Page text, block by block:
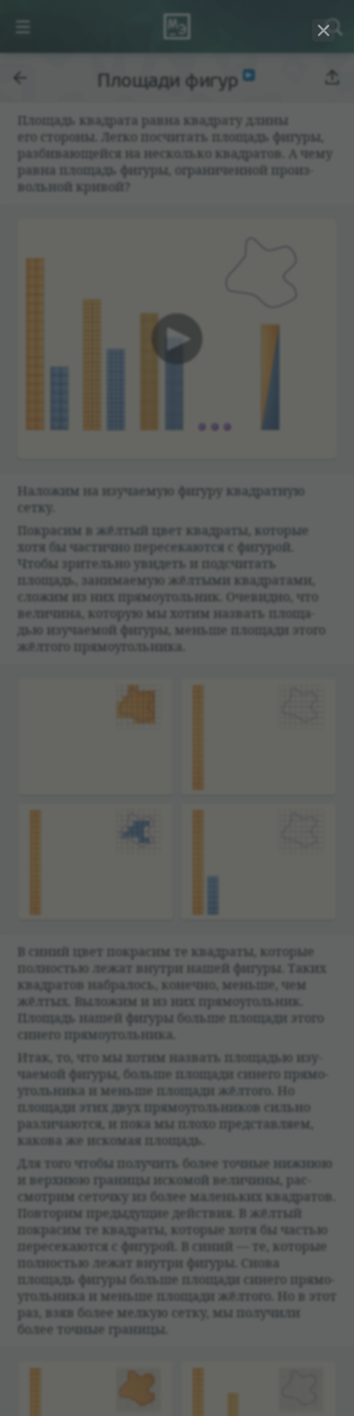
Площади фигур
Площадь квад­рата равна квад­рату длины
его сто­роны. Легко посчи­тать площадь фигуры,
раз­би­вающейся на несколько квад­ра­тов. А чему
равна площадь фигуры, огра­ни­чен­ной про­из­
воль­ной кри­вой?
Наложим на изу­ча­емую фигуру квад­рат­ную
сетку.
Покра­сим в жёл­тый цвет квад­раты, кото­рые
хотя бы частично пере­се­каются с фигу­рой.
Чтобы зри­тельно уви­деть и под­счи­тать
площадь, занима­емую жёл­тыми квад­ра­тами,
сложим из них прямо­уголь­ник. Оче­видно, что
вели­чина, кото­рую мы хотим назвать площа­
дью изу­ча­емой фигуры, меньше площади этого
жёл­того прямо­уголь­ника.
В синий цвет покра­сим те квад­раты, кото­рые
пол­но­стью лежат внутри нашей фигуры. Таких
квад­ра­тов набра­лось, конечно, меньше, чем
жёл­тых. Выложим и из них прямо­уголь­ник.
Площадь нашей фигуры больше площади этого
синего прямо­уголь­ника.
Итак, то, что мы хотим назвать площа­дью изу­
ча­емой фигуры, больше площади синего прямо­
уголь­ника и меньше площади жёл­того. Но
площади этих двух прямо­уголь­ни­ков сильно
раз­ли­чаются, и пока мы плохо пред­став­ляем,
какова же иско­мая площадь.
Для того чтобы полу­чить более точ­ные ниж­нюю
и верх­нюю гра­ницы искомой вели­чины, рас­
смот­рим сеточку из более маленьких квад­ра­тов.
Повто­рим преды­дущие действия. В жёл­тый
покра­сим те квад­раты, кото­рые хотя бы частью
пере­се­каются с фигу­рой. В синий — те, кото­рые
пол­но­стью лежат внутри фигуры. Снова
площадь фигуры больше площади синего прямо­
уголь­ника и меньше площади жёл­того. Но в этот
раз, взяв более мел­кую сетку, мы полу­чили
более точ­ные гра­ницы.